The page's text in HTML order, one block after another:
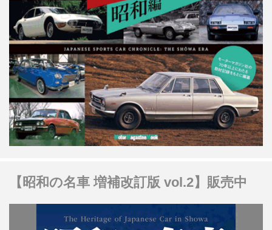
【昭和の名車 増補改訂版 vol.2】販売中